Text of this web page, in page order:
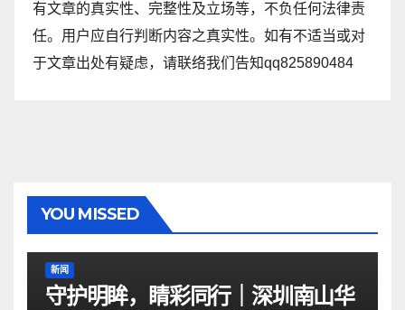
有文章的真实性、完整性及立场等，不负任何法律责
任。用户应自行判断内容之真实性。如有不适当或对
于文章出处有疑虑，请联络我们告知qq825890484
YOU MISSED
新闻
守护明眸，睛彩同行｜深圳南山华